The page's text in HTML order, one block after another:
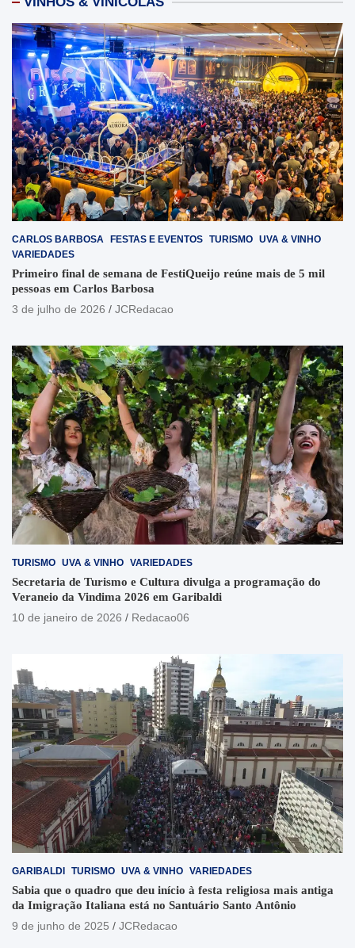
CARLOS BARBOSA FESTAS E EVENTOS TURISMO UVA & VINHO
VARIEDADES
Primeiro final de semana de FestiQueijo reúne mais de 5 mil
pessoas em Carlos Barbosa
3 de julho de 2026
JCRedacao
TURISMO UVA & VINHO VARIEDADES
Secretaria de Turismo e Cultura divulga a programação do
Veraneio da Vindima 2026 em Garibaldi
10 de janeiro de 2026
Redacao06
GARIBALDI TURISMO UVA & VINHO VARIEDADES
Sabia que o quadro que deu início à festa religiosa mais antiga
da Imigração Italiana está no Santuário Santo Antônio
9 de junho de 2025
JCRedacao